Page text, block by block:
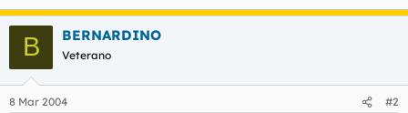
B BERNARDINO
Veterano
8 Mar 2004 #2